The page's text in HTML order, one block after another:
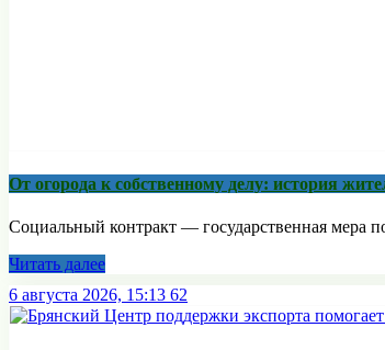
От огорода к собственному делу: история
Социальный контракт — государственная мера
Читать далее
6 августа 2026, 15:13 62